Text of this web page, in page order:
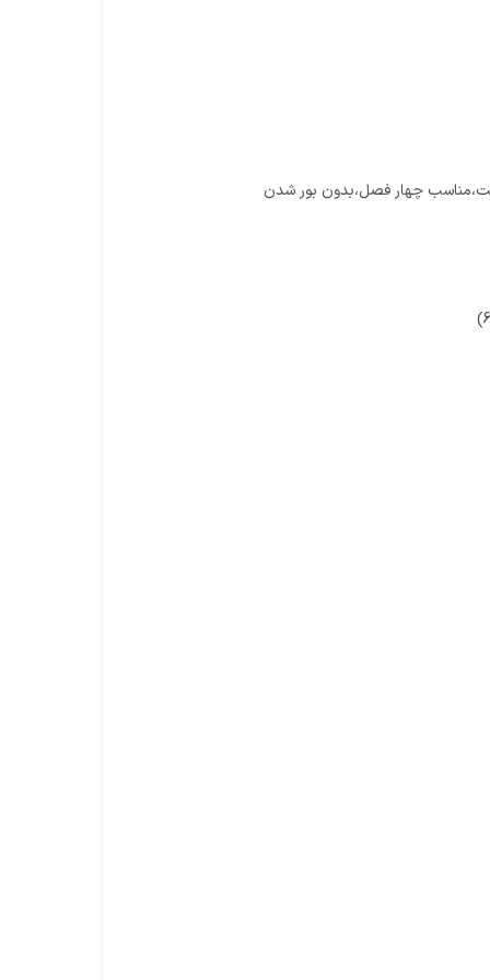
چهار فصل،بدون بور شدن